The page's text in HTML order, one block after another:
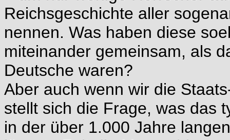
Reichsgeschichte aller
nennen. Was haben diese
miteinander gemeinsam, als
Deutsche waren?
Aber auch wenn wir die
stellt sich die Frage, was das
in der über 1.000 Jahre